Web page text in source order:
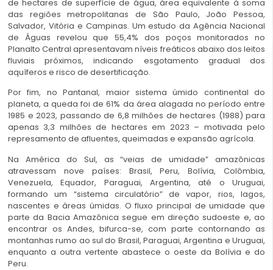
de hectares de superfície de água, área equivalente à soma
das regiões metropolitanas de São Paulo, João Pessoa,
Salvador, Vitória e Campinas. Um estudo da Agência Nacional
de Águas revelou que 55,4% dos poços monitorados no
Planalto Central apresentavam níveis freáticos abaixo dos leitos
fluviais próximos, indicando esgotamento gradual dos
aquíferos e risco de desertificação.
Por fim, no Pantanal, maior sistema úmido continental do
planeta, a queda foi de 61% da área alagada no período entre
1985 e 2023, passando de 6,8 milhões de hectares (1988) para
apenas 3,3 milhões de hectares em 2023 – motivada pelo
represamento de afluentes, queimadas e expansão agrícola.
Na América do Sul, as “veias de umidade” amazônicas
atravessam nove países: Brasil, Peru, Bolívia, Colômbia,
Venezuela, Equador, Paraguai, Argentina, até o Uruguai,
formando um “sistema circulatório” de vapor, rios, lagos,
nascentes e áreas úmidas. O fluxo principal de umidade que
parte da Bacia Amazônica segue em direção sudoeste e, ao
encontrar os Andes, bifurca-se, com parte contornando as
montanhas rumo ao sul do Brasil, Paraguai, Argentina e Uruguai,
enquanto a outra vertente abastece o oeste da Bolívia e do
Peru.